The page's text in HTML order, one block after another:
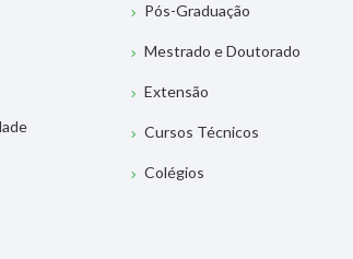
Pós-Graduação
Mestrado e Doutorado
Extensão
Cursos Técnicos
Colégios